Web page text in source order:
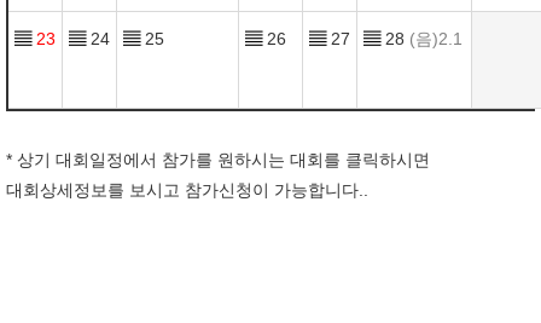
▤ 23 ▤ 24 ▤ 25 ▤ 26 ▤ 27 ▤ 28 (음)2.1
* 상기 대회일정에서 참가를 원하시는 대회를 클릭하시면
대회상세정보를 보시고 참가신청이 가능합니다..